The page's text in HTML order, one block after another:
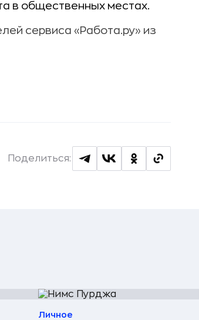
в общественных местах.
сервиса «Работа.ру» из
Поделиться:
Личное